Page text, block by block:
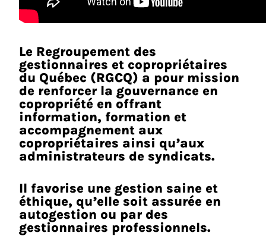
Le Regroupement des
gestionnaires et copropriétaires
du Québec (RGCQ) a pour mission
de renforcer la gouvernance en
copropriété en offrant
information, formation et
accompagnement aux
copropriétaires ainsi qu’aux
administrateurs de syndicats.
Il favorise une gestion saine et
éthique, qu’elle soit assurée en
autogestion ou par des
gestionnaires professionnels.